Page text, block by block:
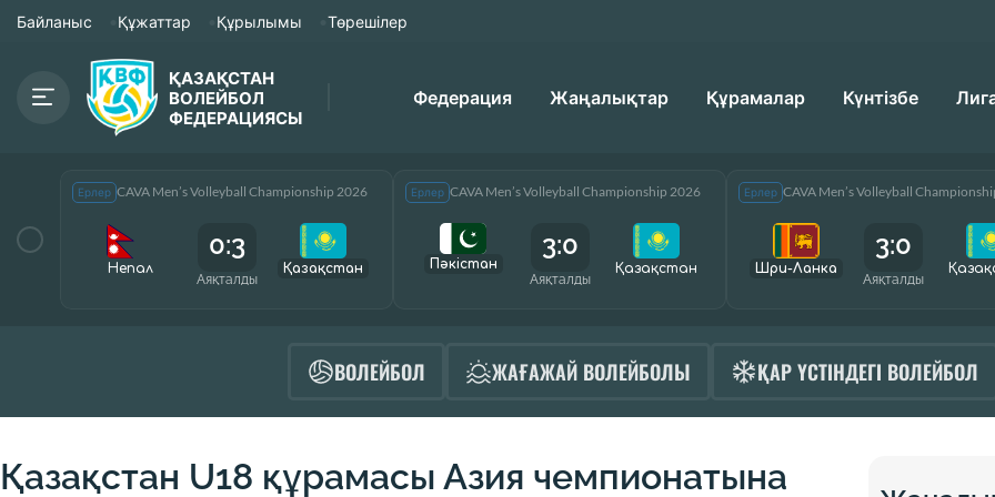
Байланыс Құжаттар Құрылымы Төрешілер
ҚАЗАҚСТАН
ВОЛЕЙБОЛ
ФЕДЕРАЦИЯСЫ
Федерация Жаңалықтар Құрамалар Күнтізбе
Ерлер CAVA Men’s Volleyball Championship 2026
Непал
0:3
Аяқталды
Қазақcтан
Ерлер CAVA Men’s Volleyball Championship 2026
Пәкістан
3:0
Аяқталды
Қазақcтан
Ерлер CAVA Men’s Volleyball
Шри-Ланка
3:0
Аяқталды
ВОЛЕЙБОЛ ЖАҒАЖАЙ ВОЛЕЙБОЛЫ ҚАР ҮСТІНДЕГІ ВОЛЕЙБОЛ
Қазақстан U18 құрамасы Азия чемпионатына